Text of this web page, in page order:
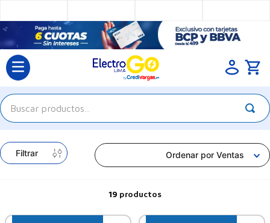
Buscar productos...
Filtrar Ordenar por Ventas
19 productos
televisores
4. lavadoras